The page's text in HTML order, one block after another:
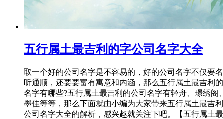
五行属土最吉利的字公司名字大全
取一个好的公司名字是不容易的，好的公司名字不仅要
听通顺，还要要富有寓意和内涵，那么五行属土最吉利
名字有哪些?五行属土最吉利的公司名字有轻舟、璟绣阁
墨佳等等，那么下面就由小编为大家带来五行属土最吉
公司名字大全的解析，感兴趣就关注下吧。【五行属土